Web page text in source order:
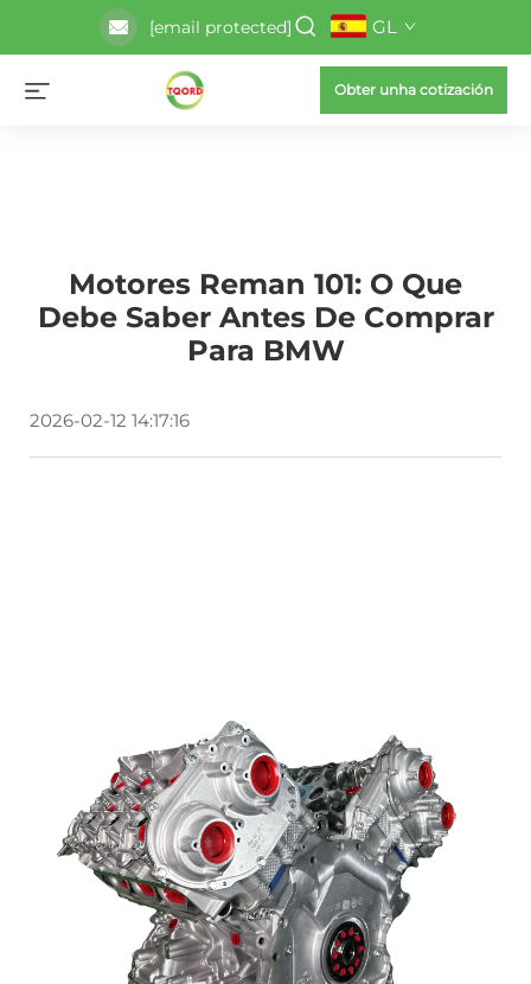
[email protected] GL
Obter unha cotización
Motores Reman 101: O Que
Debe Saber Antes De Comprar
Para BMW
2026-02-12 14:17:16